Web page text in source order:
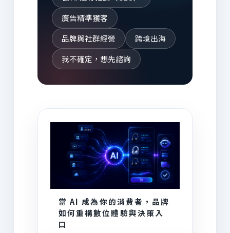
廣告精準獲客
品牌與社群經營
跨境出海
我不確定，想先諮詢
當 AI 成為你的消費者，品牌
如何重構數位體驗與決策入
口